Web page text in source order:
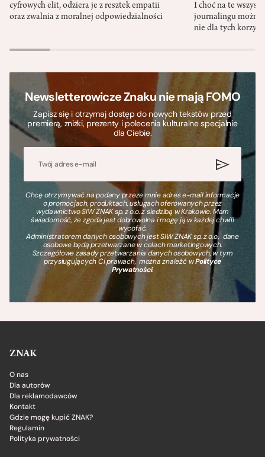
cyfrowych elit, odziera je z resztek empatii
oraz zwalnia z moralnej odpowiedzialności
I choć na te
journalingu można
nie dla tych
Newsletterowicze Znaku nie mają FOMO
Zapisz się i otrzymaj dostęp do nowych tekstów przed
premierą, zniżki, prezenty i polecenia kulturalne specjalnie
dla Ciebie.
Chcę otrzymywać na podany przeze mnie adres e-mail informacje
o promocjach, produktach, usługach oferowanych przez
wydawnictwo SIW ZNAK sp. z o.o. z siedzibą w Krakowie. Mam
świadomość, że zgoda jest dobrowolna i mogę ją w każdej chwili
wycofać.
Administratorem danych osobowych jest SIW ZNAK sp. z o.o., dane
osobowe będą przetwarzane w celach marketingowych.
Szczegółowe zasady przetwarzania danych osobowych, w tym
przysługujących Ci prawach, można znaleźć wPolityce
Prywatności.
ZNAK
O nas
Dla autorów
Dla reklamodawców
Kontakt
Gdzie mogę kupić ZNAK?
Regulamin
Polityka prywatności